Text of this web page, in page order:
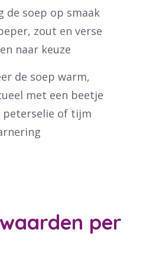
op zoek?
de soep op smaak
zout en verse
naar keuze
de soep warm,
met een beetje
peterselie of tijm
per